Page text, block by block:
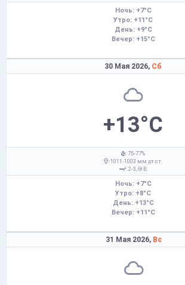
Ночь: +7°C
Утро: +11°C
День: +9°C
Вечер: +15°C
30 Мая 2026, Сб
+13°C
: 75-77%
: 1011-1003 мм рт.ст.
: 2-3,
В
Ночь: +7°C
Утро: +8°C
День: +13°C
Вечер: +11°C
31 Мая 2026, Вс